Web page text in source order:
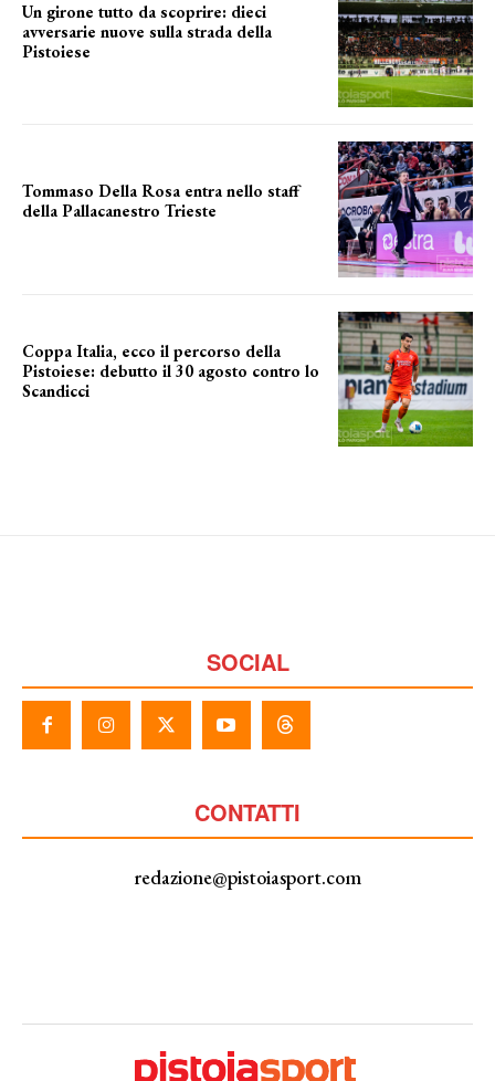
Un girone tutto da scoprire: dieci
avversarie nuove sulla strada della
Pistoiese
Tommaso Della Rosa entra nello staff
della Pallacanestro Trieste
Coppa Italia, ecco il percorso della
Pistoiese: debutto il 30 agosto contro lo
Scandicci
SOCIAL
CONTATTI
redazione@pistoiasport.com